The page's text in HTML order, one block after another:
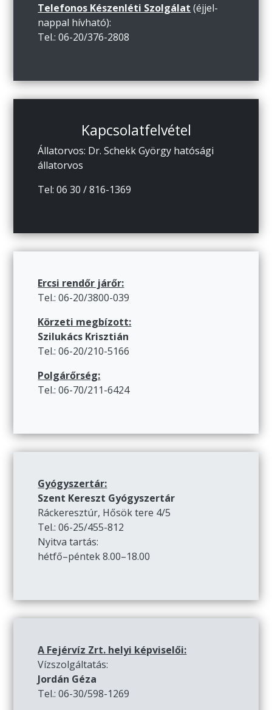
Telefonos Készenléti Szolgálat (éjjel-
nappal hívható):
Tel.: 06-20/376-2808
Kapcsolatfelvétel
Állatorvos: Dr. Schekk György hatósági
állatorvos
Tel: 06 30 / 816-1369
Ercsi rendőr járőr:
Tel.: 06-20/3800-039
Körzeti megbízott:
Szilukács Krisztián
Tel.: 06-20/210-5166
Polgárőrség:
Tel.: 06-70/211-6424
Gyógyszertár:
Szent Kereszt Gyógyszertár
Ráckeresztúr, Hősök tere 4/5
Tel.: 06-25/455-812
Nyitva tartás:
hétfő–péntek 8.00–18.00
A Fejérvíz Zrt. helyi képviselői:
Vízszolgáltatás:
Jordán Géza
Tel.: 06-30/598-1269